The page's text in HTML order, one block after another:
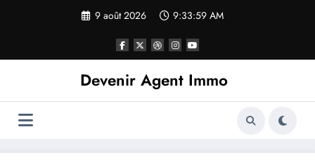
9 août 2026 9:33:59 AM
Devenir Agent Immo